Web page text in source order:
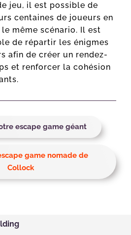
jeu, il est possible de
centaines de joueurs en
même scénario. Il est
de répartir les énigmes
afin de créer un rendez-
et renforcer la cohésion
escape game géant
game nomade de
Collock